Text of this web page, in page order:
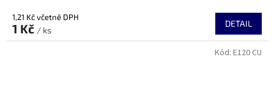
1,21 Kč včetně DPH
1 Kč / ks
DETAIL
Kód: E120 CU